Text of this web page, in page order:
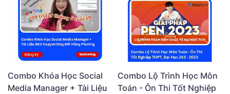
Combo Khóa Học Social
Media Manager + Tài Liệu
Combo Lộ Trình Học Môn
Toán - Ôn Thi Tốt Nghiệp